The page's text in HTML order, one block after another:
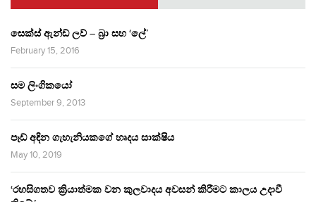
සෙක්ස් ඇන්ඩ් ලව් – බ්‍රා සහ ‘ලේ’
February 15, 2016
සම ලිංගිකයෝ
September 9, 2013
පෑඩ් අඳින ගැහැනියකගේ හෘදය සාක්ෂිය
May 10, 2019
‘රහසිගතව ක්‍රියාත්මක වන කුලවාදය අවසන් කිරීමට කාලය උදාවී